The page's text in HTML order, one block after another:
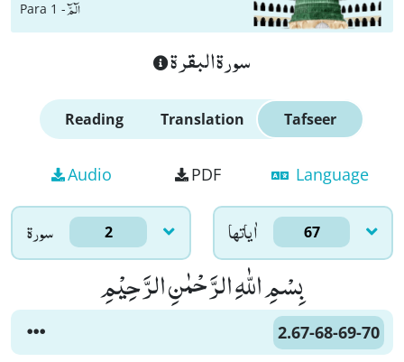
Para 1 -الٓمّٓ
سورة البقرة
Reading Translation Tafseer
Audio PDF Language
سورۃ 2 اٰياتها 67
بِسْمِ اللّٰهِ الرَّحْمٰنِ الرَّحِیْمِ
2.67-68-69-70